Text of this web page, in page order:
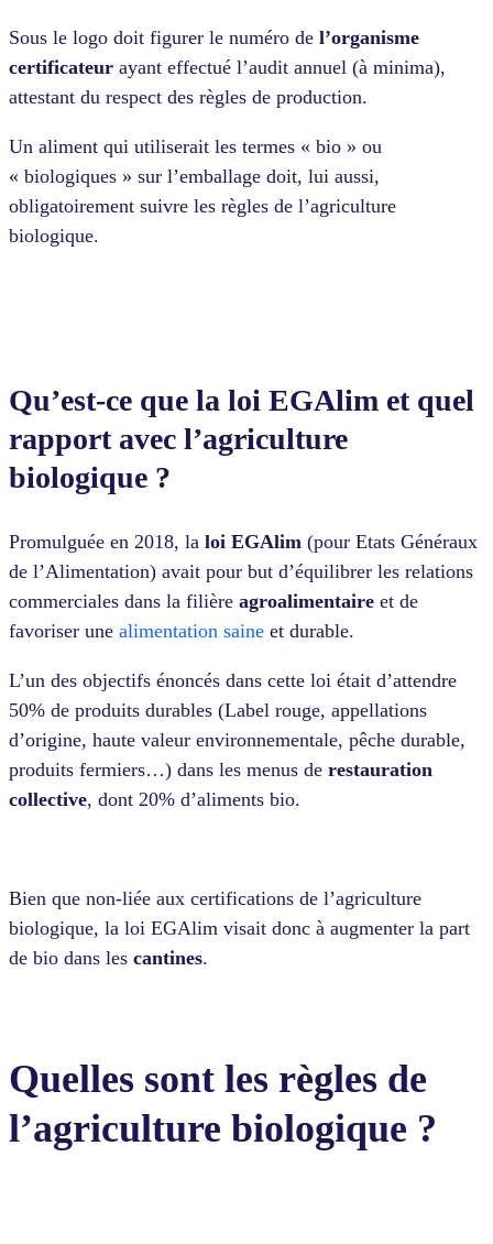
Sous le logo doit figurer le numéro de l’organisme
certificateur ayant effectué l’audit annuel (à minima),
attestant du respect des règles de production.
Un aliment qui utiliserait les termes « bio » ou
« biologiques » sur l’emballage doit, lui aussi,
obligatoirement suivre les règles de l’agriculture
biologique.
Qu’est-ce que la loi EGAlim et quel
rapport avec l’agriculture
biologique ?
Promulguée en 2018, la loi EGAlim (pour Etats Généraux
de l’Alimentation) avait pour but d’équilibrer les relations
commerciales dans la filière agroalimentaire et de
favoriser une alimentation saine et durable.
L’un des objectifs énoncés dans cette loi était d’attendre
50% de produits durables (Label rouge, appellations
d’origine, haute valeur environnementale, pêche durable,
produits fermiers…) dans les menus de restauration
collective, dont 20% d’aliments bio.
Bien que non-liée aux certifications de l’agriculture
biologique, la loi EGAlim visait donc à augmenter la part
de bio dans les cantines.
Quelles sont les règles de
l’agriculture biologique ?